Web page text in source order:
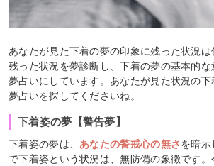
あなたが見た下着の夢の印象に残った状況
残った状況を夢診断し、下着の夢の基本的
夢占いにしています。あなたが見た状況の下
夢占いを探してくださいね。
下着姿の夢【警告夢】
下着姿の夢は、あなたの警戒心の無さを暗示
で下着姿という状況は、無防備の象徴です。